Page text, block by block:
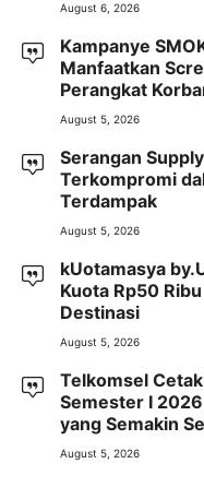
August 6, 2026
Kampanye
Manfaatkan
Perangkat
August 5, 2026
Serangan
Terkompromi
Terdampak
August 5, 2026
kUotamasya
Kuota Rp50
Destinasi
August 5, 2026
Telkomsel
Semester I
yang Semakin
August 5, 2026